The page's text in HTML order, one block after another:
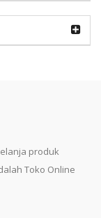
produk
Toko Online